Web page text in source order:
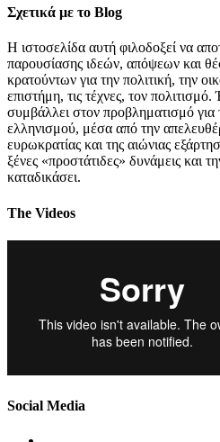
Σχετικά με το Blog
Η ιστοσελίδα αυτή φιλοδοξεί να
παρουσίασης ιδεών, απόψεων και
κρατούντων για την πολιτική, την
επιστήμη, τις τέχνες, τον
συμβάλλει στον προβληματισμό για
ελληνισμού, μέσα από την
ευρωκρατίας και της αιώνιας
ξένες «προστάτιδες» δυνάμεις και
καταδικάσει.
The Videos
Social Media